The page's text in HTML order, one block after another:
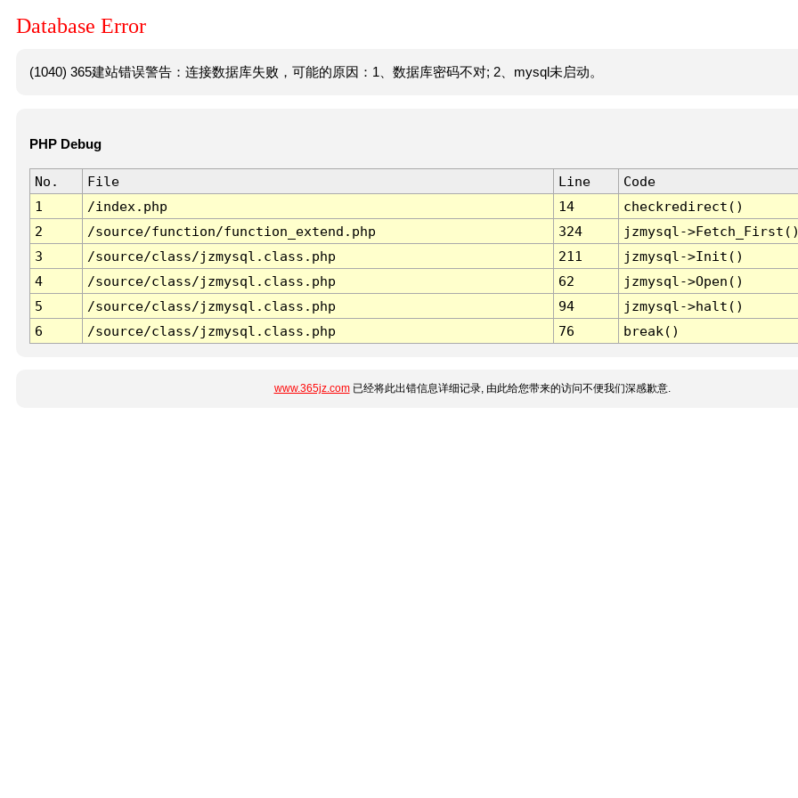
Database Error
(1040) 365建站错误警告：连接数据库失败，可能的原因：1、数据库密码不对; 2、mysql未启动。
PHP Debug
No. File Line
Code
1
/index.php 14
checkredirect()
2
/source/function/function_extend.php 324
jzmysql-
3
/source/class/jzmysql.class.php 211
jzmysql->Init()
4
/source/class/jzmysql.class.php 62
jzmysql->Open()
5
/source/class/jzmysql.class.php 94
jzmysql->halt()
6
/source/class/jzmysql.class.php 76 break()
www.365jz.com已经将此出错信息详细记录, 由此给您带来的访问不便我们深感歉意.